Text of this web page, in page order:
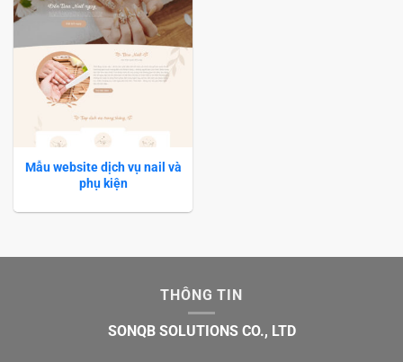
Mẫu website dịch vụ nail và
phụ kiện
THÔNG TIN
SONQB SOLUTIONS CO., LTD